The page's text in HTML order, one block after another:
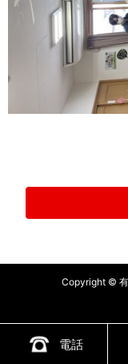
Copyright ©
電話